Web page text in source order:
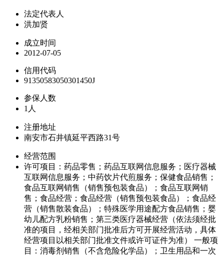
法定代表人
洪加贤
成立时间
2012-07-05
信用代码
91350583050301450J
参保人数
1人
注册地址
南安市石井镇延平西路31号
经营范围
许可项目：药品零售；药品互联网信息服务；医疗器械
互联网信息服务；中药饮片代煎服务；保健食品销售；
食品互联网销售（销售预包装食品）；食品互联网销
售；食品经营；食品经营（销售预包装食品）；食品经
营（销售散装食品）；特殊医学用途配方食品销售；婴
幼儿配方乳粉销售；第三类医疗器械经营（依法须经批
准的项目，经相关部门批准后方可开展经营活动，具体
经营项目以相关部门批准文件或许可证件为准） 一般项
目：消毒剂销售（不含危险化学品）；卫生用品和一次